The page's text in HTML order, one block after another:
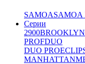
SAMOASAMOA
Серии
2900BROOKLYN
PROFDUO
DUO PRO
MANHATTAN